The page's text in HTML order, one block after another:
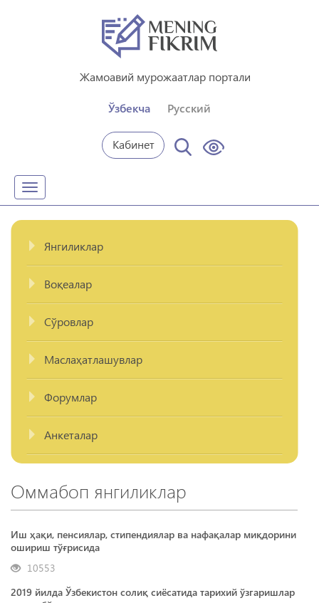
Жамоавий мурожаатлар портали
Ўзбекча Русский
Кабинет
Toggle
navigation
Янгиликлар
Воқеалар
Сўровлар
Маслаҳатлашувлар
Форумлар
Анкеталар
Оммабоп янгиликлар
Иш ҳақи, пенсиялар, стипендиялар ва нафақалар миқдорини
ошириш тўғрисида
10553
2019 йилда Ўзбекистон солиқ сиёсатида тарихий ўзгаришлар